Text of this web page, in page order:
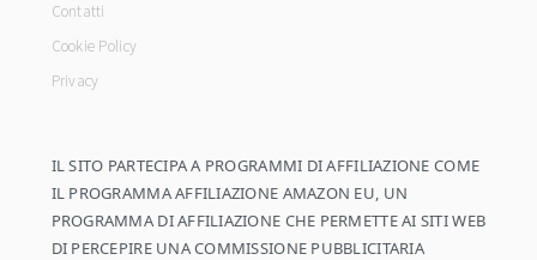
Contatti
Cookie Policy
Privacy
IL SITO PARTECIPA A PROGRAMMI DI AFFILIAZIONE COME
IL PROGRAMMA AFFILIAZIONE AMAZON EU, UN
PROGRAMMA DI AFFILIAZIONE CHE PERMETTE AI SITI WEB
DI PERCEPIRE UNA COMMISSIONE PUBBLICITARIA